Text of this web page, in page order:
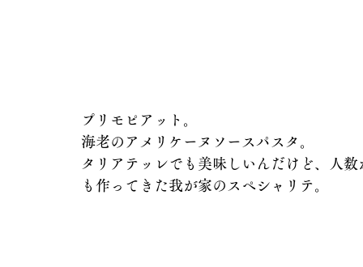
プリモピアット。
海老のアメリケーヌソースパスタ。
タリアテッレでも美味しいんだけど、人
も作ってきた我が家のスペシャリテ。